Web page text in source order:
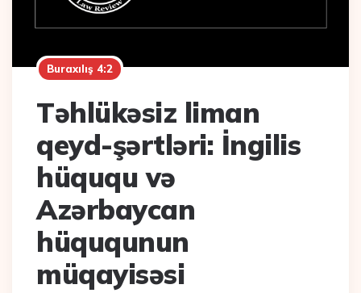
Buraxılış 4:2
Təhlükəsiz liman
qeyd-şərtləri: İngilis
hüququ və
Azərbaycan
hüququnun
müqayisəsi